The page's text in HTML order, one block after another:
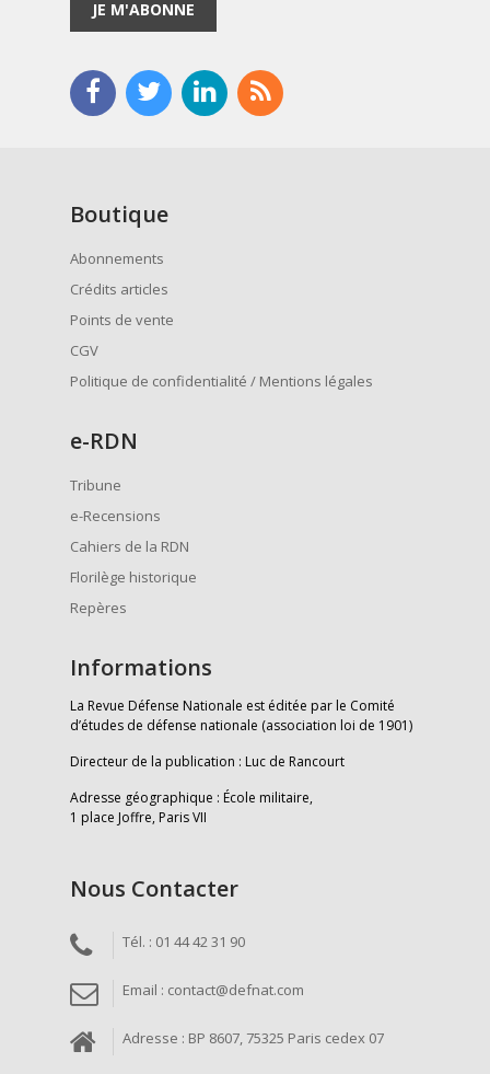
JE M'ABONNE
Boutique
Abonnements
Crédits articles
Points de vente
CGV
Politique de confidentialité / Mentions légales
e-RDN
Tribune
e-Recensions
Cahiers de la RDN
Florilège historique
Repères
Informations
La Revue Défense Nationale est éditée par le Comité
d’études de défense nationale (association loi de 1901)
Directeur de la publication : Luc de Rancourt
Adresse géographique : École militaire,
1 place Joffre, Paris VII
Nous Contacter
Tél. : 01 44 42 31 90
Email : contact@defnat.com
Adresse : BP 8607, 75325 Paris cedex 07